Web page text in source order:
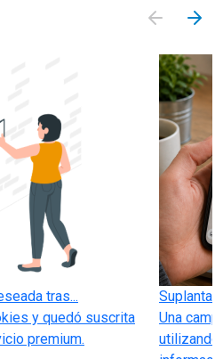
tras...
y quedó suscrita
premium.
Una
utilizando